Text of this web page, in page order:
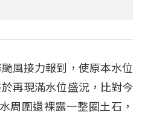
風接力報到，使原本水位
再現滿水位盛況，比對今
周圍還裸露一整圈土石，